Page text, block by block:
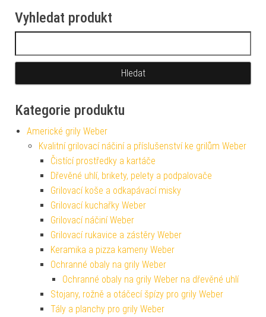
Vyhledat produkt
Kategorie produktu
Americké grily Weber
Kvalitní grilovací náčiní a příslušenství ke grilům Weber
Čistící prostředky a kartáče
Dřevěné uhlí, brikety, pelety a podpalovače
Grilovací koše a odkapávací misky
Grilovací kuchařky Weber
Grilovací náčiní Weber
Grilovací rukavice a zástěry Weber
Keramika a pizza kameny Weber
Ochranné obaly na grily Weber
Ochranné obaly na grily Weber na dřevěné uhlí
Stojany, rožně a otáčecí špízy pro grily Weber
Tály a planchy pro grily Weber